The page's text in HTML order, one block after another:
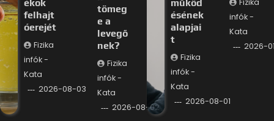
ékok
felhajt
óerejét
Fizika
infók -
Kata
2026-08-03
tömeg
e a
levegő
nek?
Fizika
infók -
Kata
2026-08-02
működ
ésének
alapjai
t
Fizika
infók -
Kata
2026-08-01
Fizika
infók -
Kata
2026-